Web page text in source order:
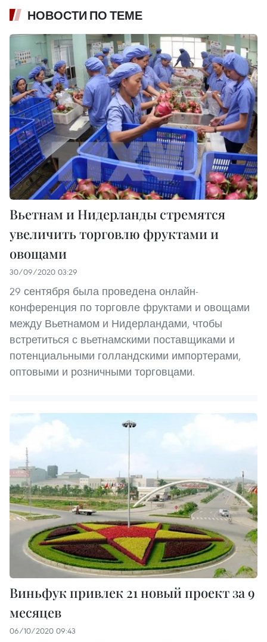
НОВОСТИ ПО ТЕМЕ
Вьетнам и Нидерланды стремятся
увеличить торговлю фруктами и
овощами
30/09/2020 03:29
29 сентября была проведена онлайн-
конференция по торговле фруктами и овощами
между Вьетнамом и Нидерландами, чтобы
встретиться с вьетнамскими поставщиками и
потенциальными голландскими импортерами,
оптовыми и розничными торговцами.
Виньфук привлек 21 новый проект за 9
месяцев
06/10/2020 09:43